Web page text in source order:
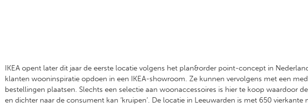
IKEA opent later dit jaar de eerste locatie volgens het plan&order point-concept in
klanten wooninspiratie opdoen in een IKEA-showroom. Ze kunnen vervolgens met een
bestellingen plaatsen. Slechts een selectie aan woonaccessoires is hier te koop waardoor
en dichter naar de consument kan ‘kruipen’. De locatie in Leeuwarden is met 650